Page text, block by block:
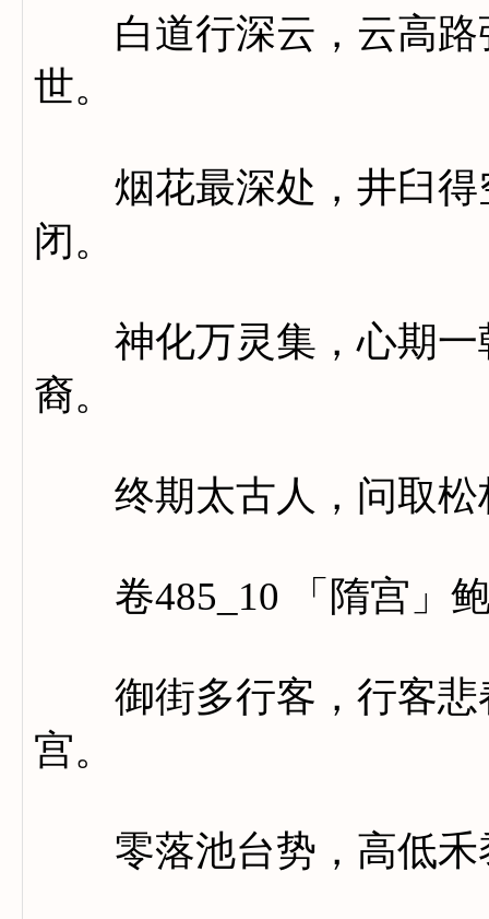
白道行深云，云高路
世。
烟花最深处，井臼得
闭。
神化万灵集，心期一
裔。
终期太古人，问取松
卷485_10 「隋宫」
御街多行客，行客悲
宫。
零落池台势，高低禾